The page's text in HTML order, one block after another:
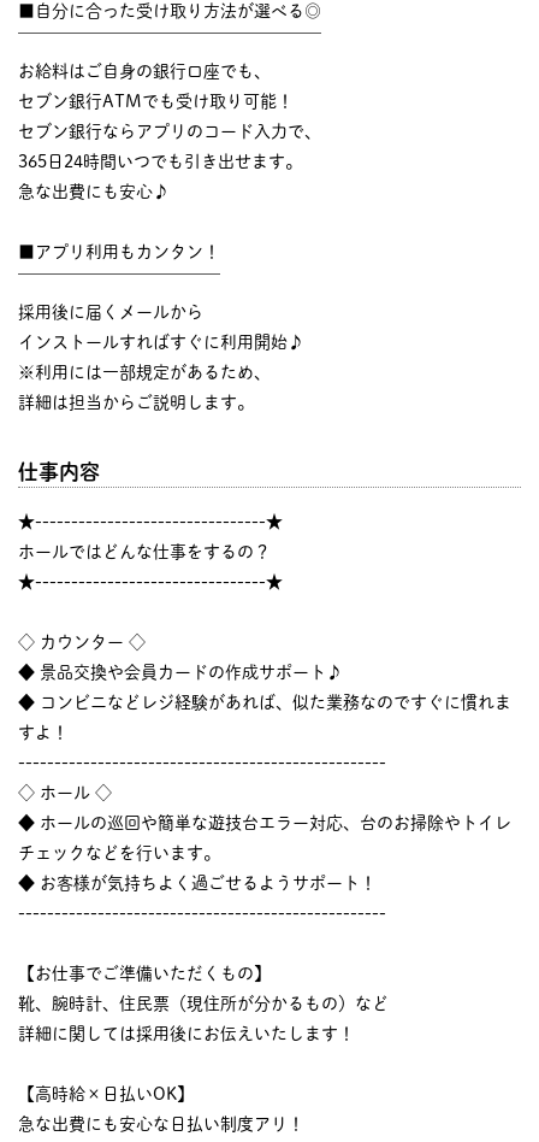
■自分に合った受け取り方法が選べる◎
お給料はご自身の銀行口座でも、
セブン銀行ATMでも受け取り可能！
セブン銀行ならアプリのコード入力で、
365日24時間いつでも引き出せます。
急な出費にも安心♪
■アプリ利用もカンタン！
採用後に届くメールから
インストールすればすぐに利用開始♪
※利用には一部規定があるため、
詳細は担当からご説明します。
仕事内容
★--------------------------------★
ホールではどんな仕事をするの？
★--------------------------------★
◇ カウンター ◇
◆ 景品交換や会員カードの作成サポート♪
◆ コンビニなどレジ経験があれば、似た業務なのですぐに慣れま
すよ！
---------------------------------------------------
◇ ホール ◇
◆ ホールの巡回や簡単な遊技台エラー対応、台のお掃除やトイレ
チェックなどを行います。
◆ お客様が気持ちよく過ごせるようサポート！
---------------------------------------------------
【お仕事でご準備いただくもの】
靴、腕時計、住民票（現住所が分かるもの）など
詳細に関しては採用後にお伝えいたします！
【高時給×日払いOK】
急な出費にも安心な日払い制度アリ！